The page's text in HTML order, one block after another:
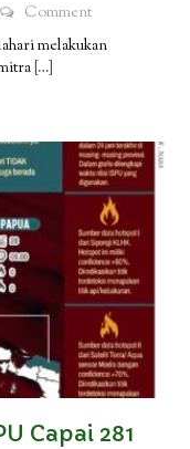
Comment
melakukan
[…]
Capai 281